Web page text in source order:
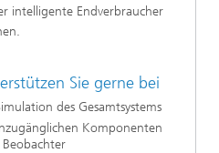
intelligente Endverbraucher
Sie gerne bei
des Gesamtsystems
Komponenten